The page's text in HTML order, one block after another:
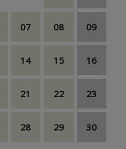
07 08 09
14 15 16
21 22 23
28 29 30